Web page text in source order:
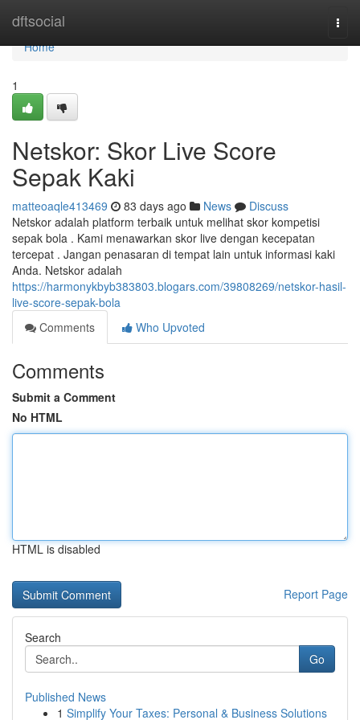
dftsocial
Home
Home
1
Netskor: Skor Live Score
Sepak Kaki
matteoaqle413469 83 days ago News
Discuss
Netskor adalah platform terbaik untuk melihat skor kompetisi
sepak bola . Kami menawarkan skor live dengan kecepatan
tercepat . Jangan penasaran di tempat lain untuk informasi kaki
Anda. Netskor adalah
https://harmonykbyb383803.blogars.com/39808269/netskor-hasil-
live-score-sepak-bola
Comments
Who Upvoted
Comments
Submit a Comment
No HTML
HTML is disabled
Report Page
Search
Go
Published News
1 Simplify Your Taxes: Personal & Business Solutions